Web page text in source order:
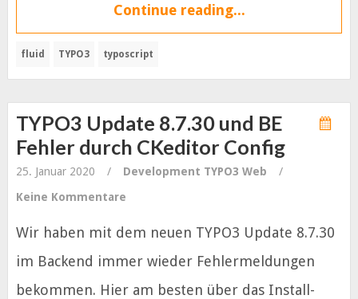
Continue reading...
fluid TYPO3 typoscript
TYPO3 Update 8.7.30 und BE
Fehler durch CKeditor Config
25. Januar 2020 / Development TYPO3 Web
/
Keine Kommentare
Wir haben mit dem neuen TYPO3 Update 8.7.30
im Backend immer wieder Fehlermeldungen
bekommen. Hier am besten über das Install-